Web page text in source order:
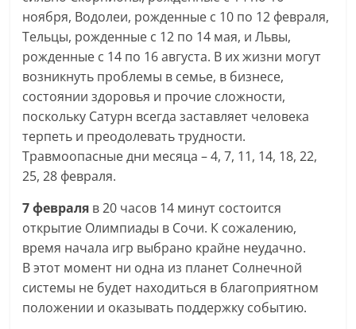
ноября, Водолеи, рожденные с 10 по 12 февраля,
Тельцы, рожденные с 12 по 14 мая, и Львы,
рожденные с 14 по 16 августа. В их жизни могут
возникнуть проблемы в семье, в бизнесе,
состоянии здоровья и прочие сложности,
поскольку Сатурн всегда заставляет человека
терпеть и преодолевать трудности.
Травмоопасные дни месяца – 4, 7, 11, 14, 18, 22,
25, 28 февраля.
7 февраля в 20 часов 14 минут состоится
открытие Олимпиады в Сочи. К сожалению,
время начала игр выбрано крайне неудачно.
В этот момент ни одна из планет Солнечной
системы не будет находиться в благоприятном
положении и оказывать поддержку событию.